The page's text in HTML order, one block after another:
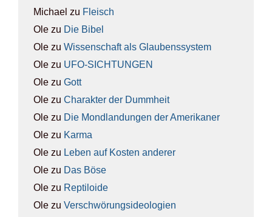
Michael zu Fleisch
Ole zu Die Bibel
Ole zu Wis­sen­schaft als Glau­bens­sys­tem
Ole zu UFO-SICH­TUN­GEN
Ole zu Gott
Ole zu Cha­rak­ter der Dumm­heit
Ole zu Die Mond­lan­dun­gen der Ame­ri­ka­ner
Ole zu Kar­ma
Ole zu Leben auf Kos­ten ande­rer
Ole zu Das Böse
Ole zu Rep­ti­lo­ide
Ole zu Ver­schwö­rungs­ideo­lo­gien